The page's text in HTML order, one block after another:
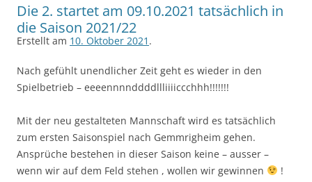
Die 2. startet am 09.10.2021 tatsächlich in
die Saison 2021/22
Erstellt am 10. Oktober 2021 .
Nach gefühlt unendlicher Zeit geht es wieder in den
Spielbetrieb – eeeennnnddddllliiiiccchhh!!!!!!!
Mit der neu gestalteten Mannschaft wird es tatsächlich
zum ersten Saisonspiel nach Gemmrigheim gehen.
Ansprüche bestehen in dieser Saison keine – ausser –
wenn wir auf dem Feld stehen , wollen wir gewinnen
!